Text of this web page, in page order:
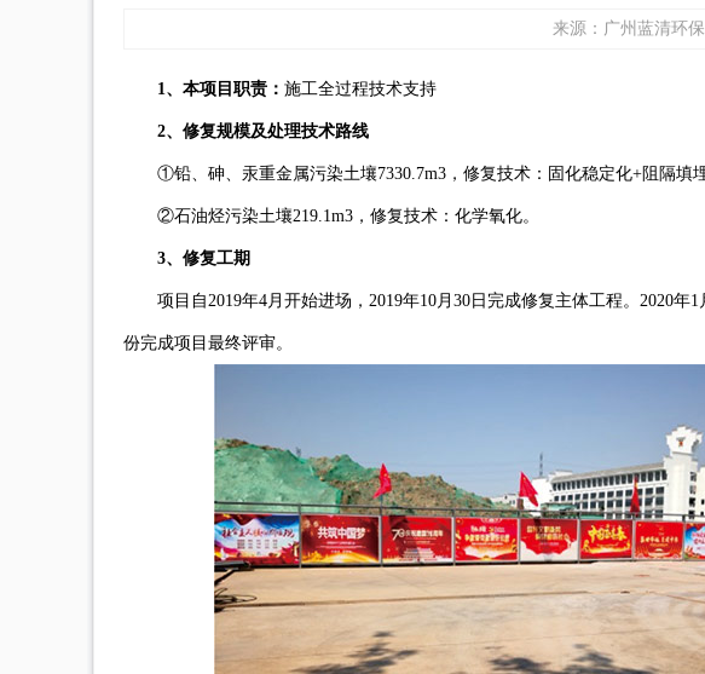
来源：广州蓝清环
1、本项目职责： 施工全过程技术支持
2、修复规模及处理技术路线
①铅、砷、汞重金属污染土壤7330.7m3，修复技术：固化稳定化+阻隔填
②石油烃污染土壤219.1m3，修复技术：化学氧化。
3、修复工期
项目自2019年4月开始进场，2019年10月30日完成修复主体工程。2020
份完成项目最终评审。